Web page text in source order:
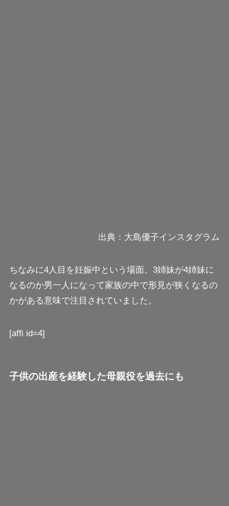
出典：大島優子インスタグラム
ちなみに4人目を妊娠中という場面。3姉妹が4姉妹に
なるのか男一人になって家族の中で形見が狭くなるの
かがある意味で注目されていました。
[affi id=4]
子供の出産を経験した母親役を過去にも